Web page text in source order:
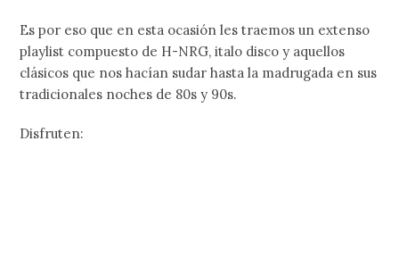
Es por eso que en esta ocasión les traemos un extenso
playlist compuesto de H-NRG, italo disco y aquellos
clásicos que nos hacían sudar hasta la madrugada en sus
tradicionales noches de 80s y 90s.
Disfruten: